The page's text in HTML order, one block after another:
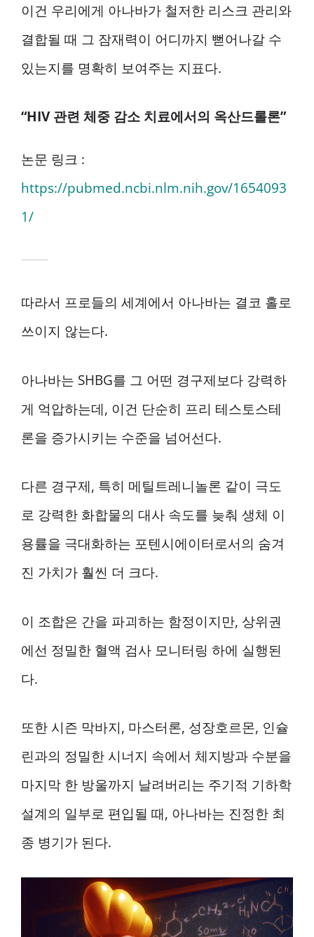
이건 우리에게 아나바가 철저한 리스크 관리와
결합될 때 그 잠재력이 어디까지 뻗어나갈 수
있는지를 명확히 보여주는 지표다.
“HIV 관련 체중 감소 치료에서의 옥산드롤론”
논문 링크 :
https://pubmed.ncbi.nlm.nih.gov/1654093
1/
따라서 프로들의 세계에서 아나바는 결코 홀로
쓰이지 않는다.
아나바는 SHBG를 그 어떤 경구제보다 강력하
게 억압하는데, 이건 단순히 프리 테스토스테
론을 증가시키는 수준을 넘어선다.
다른 경구제, 특히 메틸트레니놀론 같이 극도
로 강력한 화합물의 대사 속도를 늦춰 생체 이
용률을 극대화하는 포텐시에이터로서의 숨겨
진 가치가 훨씬 더 크다.
이 조합은 간을 파괴하는 함정이지만, 상위권
에선 정밀한 혈액 검사 모니터링 하에 실행된
다.
또한 시즌 막바지, 마스터론, 성장호르몬, 인슐
린과의 정밀한 시너지 속에서 체지방과 수분을
마지막 한 방울까지 날려버리는 주기적 기하학
설계의 일부로 편입될 때, 아나바는 진정한 최
종 병기가 된다.